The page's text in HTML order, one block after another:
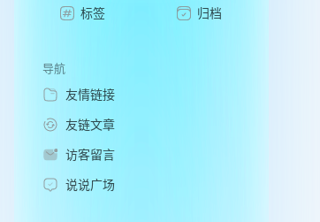
标签 归档
导航
友情链接
友链文章
访客留言
说说广场